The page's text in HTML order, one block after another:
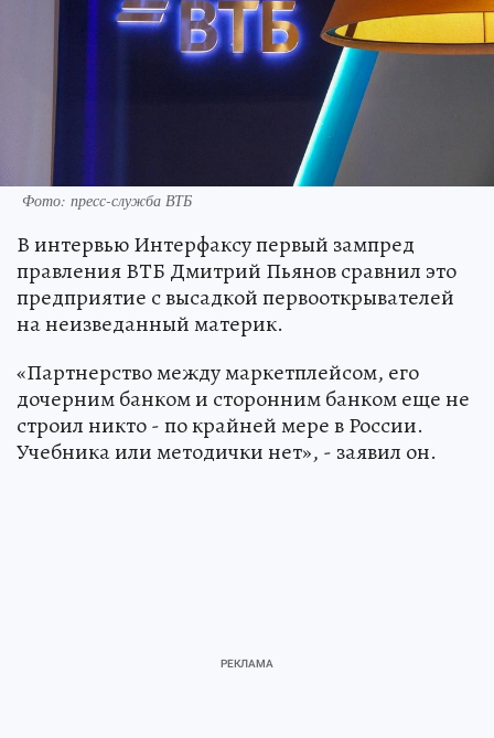
Фото: пресс-служба ВТБ
В интервью Интерфаксу первый зампред
правления ВТБ Дмитрий Пьянов сравнил это
предприятие с высадкой первооткрывателей
на неизведанный материк.
«Партнерство между маркетплейсом, его
дочерним банком и сторонним банком еще не
строил никто - по крайней мере в России.
Учебника или методички нет», - заявил он.